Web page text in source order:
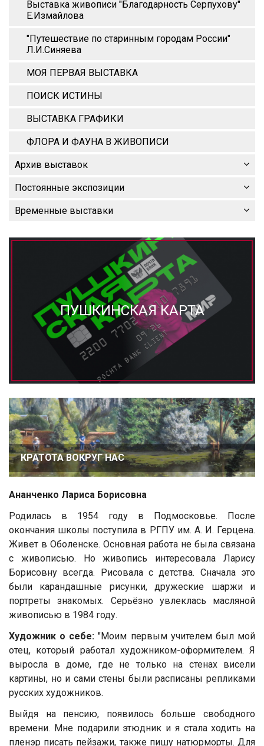
Выставка живописи "Благодарность Серпухову"
Е.Измайлова
"Путешествие по старинным городам России"
Л.И.Синяева
МОЯ ПЕРВАЯ ВЫСТАВКА
ПОИСК ИСТИНЫ
ВЫСТАВКА ГРАФИКИ
ФЛОРА И ФАУНА В ЖИВОПИСИ
Архив выставок
Постоянные экспозиции
Временные выставки
ПУШКИНСКАЯ КАРТА
КРАТОТА ВОКРУГ НАС
Ананченко Лариса Борисовна
Родилась в 1954 году в Подмосковье. После
окончания школы поступила в РГПУ им. А. И. Герцена.
Живет в Оболенске. Основная работа не была связана
с живописью. Но живопись интересовала Ларису
Борисовну всегда. Рисовала с детства. Сначала это
были карандашные рисунки, дружеские шаржи и
портреты знакомых. Серьёзно увлеклась масляной
живописью в 1984 году.
Художник о себе: "Моим первым учителем был мой
отец, который работал художником-оформителем. Я
выросла в доме, где не только на стенах висели
картины, но и сами стены были расписаны репликами
русских художников.
Выйдя на пенсию, появилось больше свободного
времени. Мне подарили этюдник и я стала ходить на
пленэр писать пейзажи, также пишу натюрморты. Для